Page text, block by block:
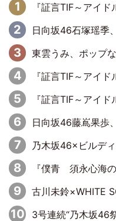
『証言TIF～アイドル戦国時代とはなんだったのか～』第6回：でんぱ組.inc・古
日向坂46石塚瑶季、東京ドームで“観戦バレ”！ ナイ
東雲うみ、ポップな
『証言TIF～アイドル戦国時代とはなんだったのか～』第8回
『証言TIF～アイドル戦国時代とはなんだったのか～』第10回：さく
日向坂46藤嶌果歩、二十歳のサプライズ
乃木坂46×ビルディバイドTCG
『僕青 須永心海のソロ連載』第
古川未鈴×WHITE
3号連続“乃木坂46祭り” ラストを飾るのは賀